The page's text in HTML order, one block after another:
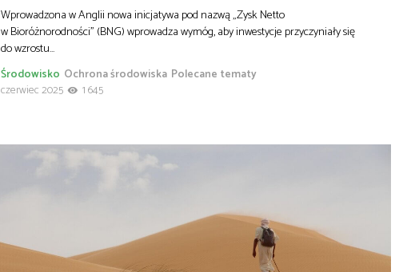
Wprowadzona w Anglii nowa inicjatywa pod nazwą „Zysk Netto
w Bioróżnorodności” (BNG) wprowadza wymóg, aby inwestycje przyczyniały się
do wzrostu…
Ochrona środowiska Polecane tematy
Środowisko
czerwiec 2025
1 645